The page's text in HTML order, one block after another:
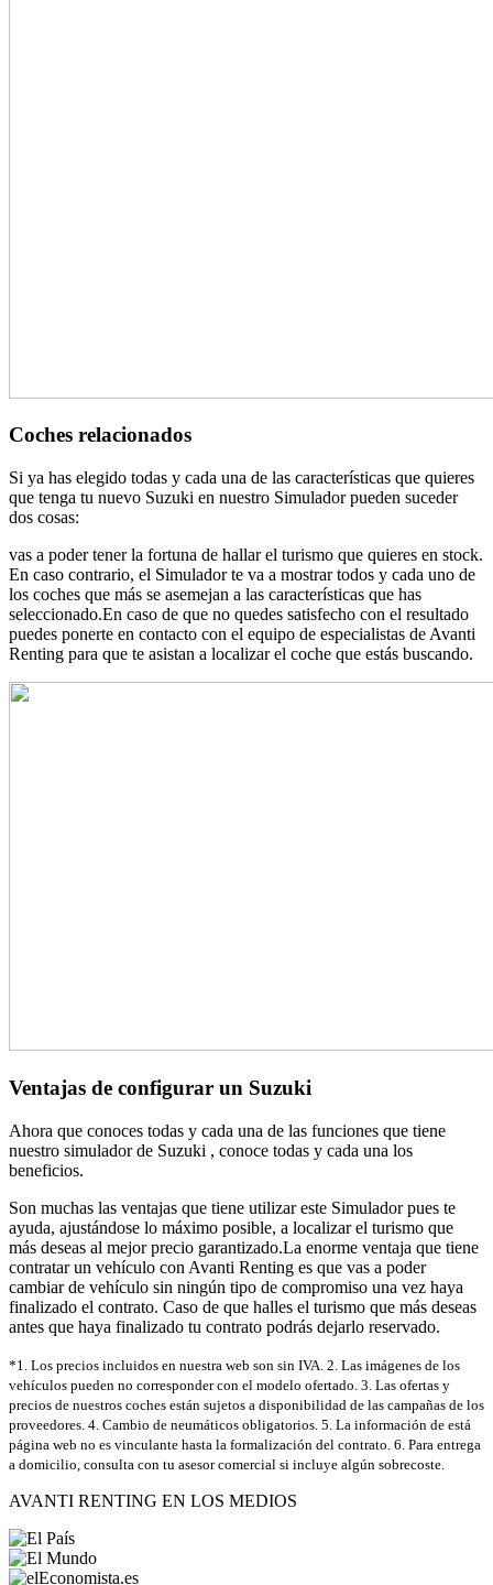
Coches relacionados
Si ya has elegido todas y cada una de las características que quieres
que tenga tu nuevo Suzuki en nuestro Simulador pueden suceder
dos cosas:
vas a poder tener la fortuna de hallar el turismo que quieres en stock.
En caso contrario, el Simulador te va a mostrar todos y cada uno de
los coches que más se asemejan a las características que has
seleccionado.En caso de que no quedes satisfecho con el resultado
puedes ponerte en contacto con el equipo de especialistas de Avanti
Renting para que te asistan a localizar el coche que estás buscando.
Ventajas de configurar un Suzuki
Ahora que conoces todas y cada una de las funciones que tiene
nuestro simulador de Suzuki , conoce todas y cada una los
beneficios.
Son muchas las ventajas que tiene utilizar este Simulador pues te
ayuda, ajustándose lo máximo posible, a localizar el turismo que
más deseas al mejor precio garantizado.La enorme ventaja que tiene
contratar un vehículo con Avanti Renting es que vas a poder
cambiar de vehículo sin ningún tipo de compromiso una vez haya
finalizado el contrato. Caso de que halles el turismo que más deseas
antes que haya finalizado tu contrato podrás dejarlo reservado.
*1. Los precios incluidos en nuestra web son sin IVA. 2. Las imágenes de los
vehículos pueden no corresponder con el modelo ofertado. 3. Las ofertas y
precios de nuestros coches están sujetos a disponibilidad de las campañas de los
proveedores. 4. Cambio de neumáticos obligatorios. 5. La información de está
página web no es vinculante hasta la formalización del contrato. 6. Para entrega
a domicilio, consulta con tu asesor comercial si incluye algún sobrecoste.
AVANTI RENTING EN LOS MEDIOS